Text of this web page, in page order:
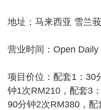
地址：马来西亚 雪兰
营业时间：Open
项目价位：配套1：30
钟1次RM210，配套3
90分钟2次RM380，